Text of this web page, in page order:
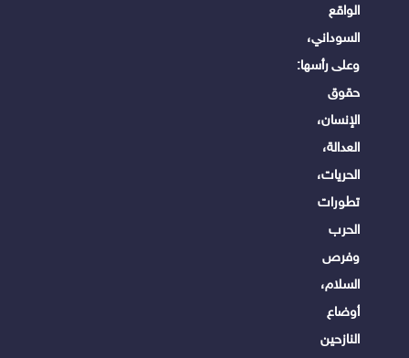
الواقع
السوداني،
وعلى رأسها:
حقوق
الإنسان،
العدالة،
الحريات،
تطورات
الحرب
وفرص
السلام،
أوضاع
النازحين